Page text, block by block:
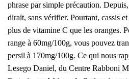
phrase par simple pré­cau­tion.
dirait, sans véri­fier. Pour­tant, cas­sis
plus de vita­mine C que les oranges.
range à 60mg/100g, vous pou­vez
per­sil à 170mg/100g. Ce qui nous
Lese­go Daniel, du Centre Rab­bo­ni